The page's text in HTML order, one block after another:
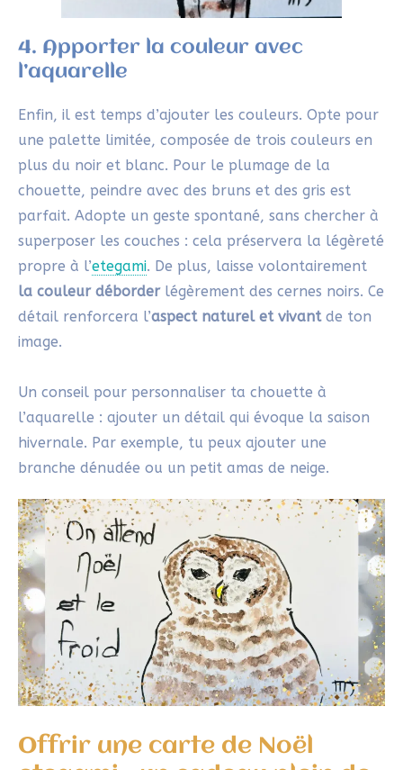
4. Apporter la couleur avec
l’aquarelle
Enfin, il est temps d’ajouter les couleurs. Opte pour
une palette limitée, composée de trois couleurs en
plus du noir et blanc. Pour le plumage de la
chouette, peindre avec des bruns et des gris est
parfait. Adopte un geste spontané, sans chercher à
superposer les couches : cela préservera la légèreté
propre à l’etegami. De plus, laisse volontairement
la couleur déborderlégèrement des cernes noirs. Ce
détail renforcera l’aspect naturel et vivantde ton
image.
Un conseil pour personnaliser ta chouette à
l’aquarelle : ajouter un détail qui évoque la saison
hivernale. Par exemple, tu peux ajouter une
branche dénudée ou un petit amas de neige.
Offrir une carte de Noël